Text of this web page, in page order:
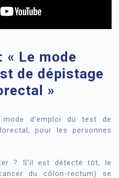
« Le mode
de dépistage
»
d'emploi du test de
pour les personnes
? S’il est détecté tôt, le
du côlon-rectum) se